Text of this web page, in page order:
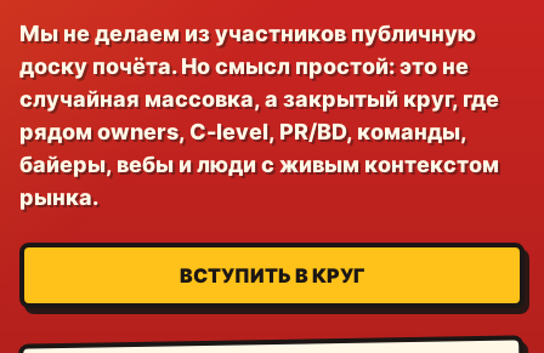
Мы не делаем из участников публичную
доску почёта. Но смысл простой: это не
случайная массовка, а закрытый круг, где
рядом owners, C-level, PR/BD, команды,
байеры, вебы и люди с живым контекстом
рынка.
ВСТУПИТЬ В КРУГ